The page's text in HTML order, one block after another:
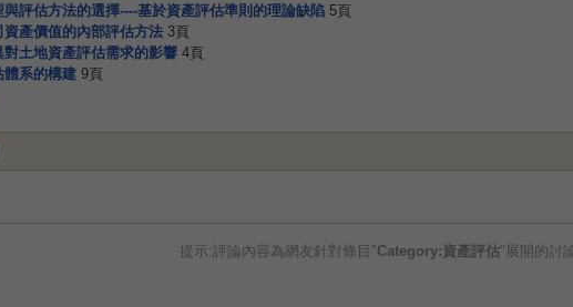
與評估方法的選擇----基於資產評估準則的理論缺陷 5頁
資產價值的內部評估方法 3頁
對土地資產評估需求的影響 4頁
體系的構建 9頁
提示:評論內容為網友針對條目"Category:資產評估"展開的討